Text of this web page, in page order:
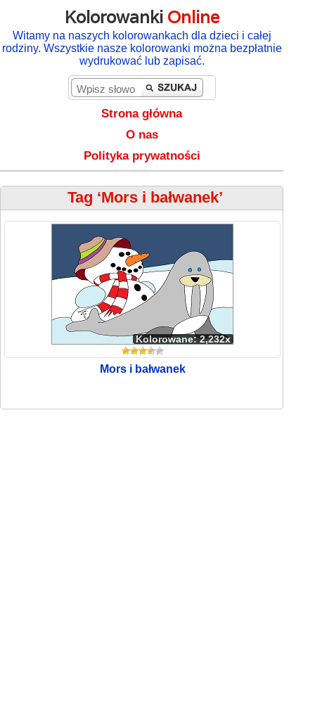
Kolorowanki Online
Witamy na naszych kolorowankach dla dzieci i całej
rodziny. Wszystkie nasze kolorowanki można bezpłatnie
wydrukować lub zapisać.
Strona główna
O nas
Polityka prywatności
Tag ‘Mors i bałwanek’
Kolorowane: 2,232x
Mors i bałwanek